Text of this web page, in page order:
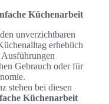
Küchenarbeit
unverzichtbaren
erheblich
Gebrauch oder für
stehen bei diesen
Küchenarbeit